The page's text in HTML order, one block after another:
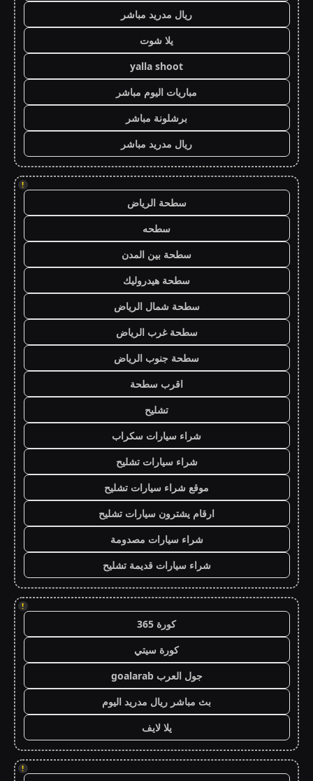
ريال مدريد مباشر
يلا شوت
yalla shoot
مباريات اليوم مباشر
برشلونة مباشر
ريال مدريد مباشر
!
سطحة الرياض
سطحه
سطحة بين المدن
سطحة هيدروليك
سطحة شمال الرياض
سطحة غرب الرياض
سطحة جنوب الرياض
اقرب سطحة
تشليح
شراء سيارات سكراب
شراء سيارات تشليح
موقع شراء سيارات تشليح
ارقام يشترون سيارات تشليح
شراء سيارات مصدومة
شراء سيارات قديمة تشليح
!
كورة 365
كورة سيتي
جول العرب goalarab
بث مباشر ريال مدريد اليوم
يلا لايف
!